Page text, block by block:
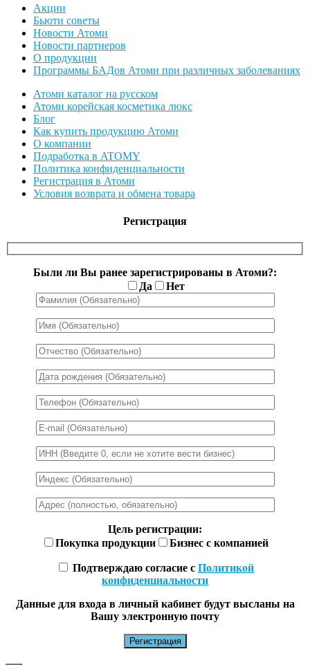
Акции
Бьюти советы
Новости Атоми
Новости партнеров
О продукции
Программы БАДов Атоми при различных заболеваниях
Атоми каталог на русском
Атоми корейская косметика люкс
Блог
Как купить продукцию Атоми
О компании
Подработка в ATOMY
Политика конфиденциальности
Регистрация в Атоми
Условия возврата и обмена товара
Регистрация
Были ли Вы ранее зарегистрированы в Атоми?:
Да
Нет
Цель регистрации:
Покупка продукции
Бизнес с компанией
Подтверждаю согласие с Политикой
конфиденциальности
Данные для входа в личный кабинет будут высланы на
Вашу электронную почту